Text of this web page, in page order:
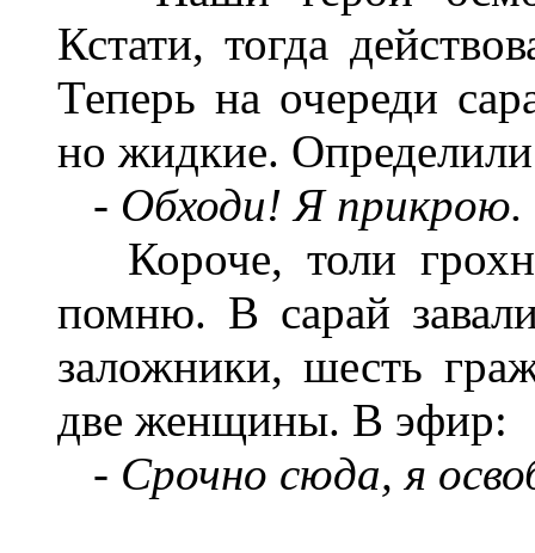
Кстати, тогда
Теперь на очереди
но жидкие.
- Обходи! Я прикрою.
Короче, толи
помню. В сарай
заложники, шесть
две женщины. В эфир:
- Срочно сюда, я